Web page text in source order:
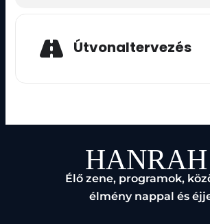
Útvonaltervezés
Élő zene, programok,
élmény nappal és